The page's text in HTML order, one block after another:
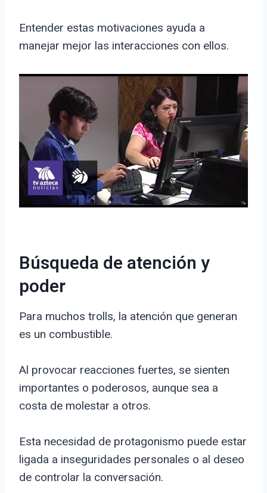
Entender estas motivaciones ayuda a
manejar mejor las interacciones con ellos.
Búsqueda de atención y
poder
Para muchos trolls, la atención que generan
es un combustible.
Al provocar reacciones fuertes, se sienten
importantes o poderosos, aunque sea a
costa de molestar a otros.
Esta necesidad de protagonismo puede estar
ligada a inseguridades personales o al deseo
de controlar la conversación.